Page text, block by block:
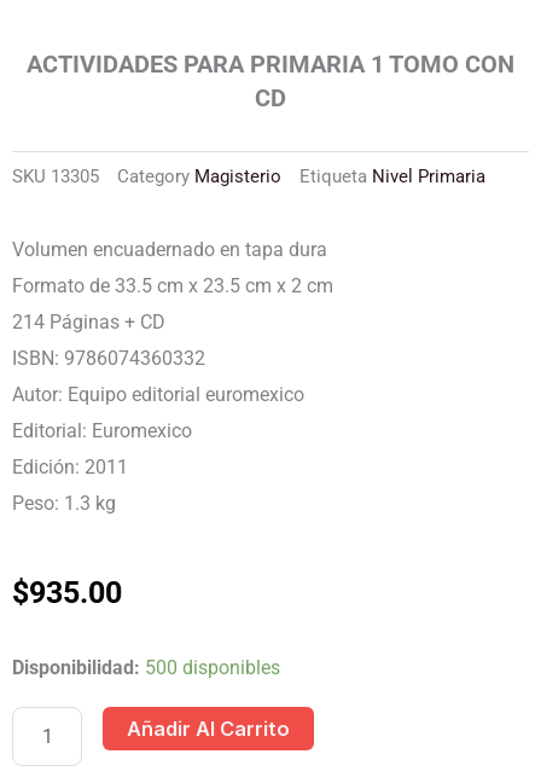
ACTIVIDADES PARA PRIMARIA 1 TOMO CON
CD
SKU 13305 Category Magisterio Etiqueta Nivel Primaria
Volumen encuadernado en tapa dura
Formato de 33.5 cm x 23.5 cm x 2 cm
214 Páginas + CD
ISBN: 9786074360332
Autor: Equipo editorial euromexico
Editorial: Euromexico
Edición: 2011
Peso: 1.3 kg
$935.00
Disponibilidad: 500 disponibles
ACTIVIDADES
PARA
PRIMARIA
Añadir Al Carrito